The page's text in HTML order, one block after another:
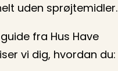
uden sprøjtemidler.
fra Hus Have
vi dig, hvordan du: